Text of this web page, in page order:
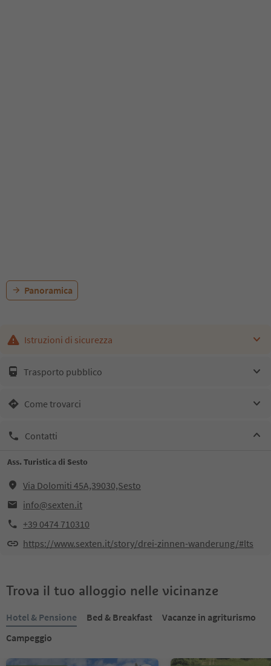
Panoramica
Istruzioni di sicurezza
Trasporto pubblico
Come trovarci
Contatti
Ass. Turistica di Sesto
Via Dolomiti 45A,39030,Sesto
info@sexten.it
+39 0474 710310
https://www.sexten.it/story/drei-zinnen-wanderung/#lts
Trova il tuo alloggio nelle vicinanze
Hotel & Pensione Bed & Breakfast
Vacanze in agriturismo
Campeggio